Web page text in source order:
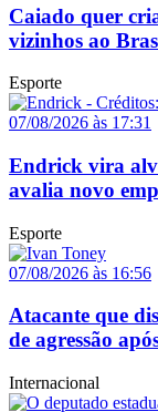
Caiado quer
vizinhos ao
Esporte
07/08/2026 às 17:31
Endrick vira
avalia novo
Esporte
07/08/2026 às 16:56
Atacante que
de agressão
Internacional